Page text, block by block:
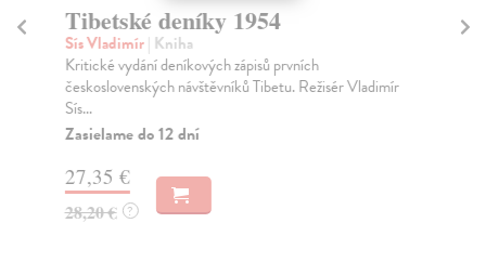
Tibetské deníky 1954
Sís Vladimír| Kniha
Kritické vydání deníkových zápisů prvních
československých návštěvníků Tibetu. Režisér Vladimír
Sís...
Zasielame do 12 dní
27,35 €
28,20 € ?